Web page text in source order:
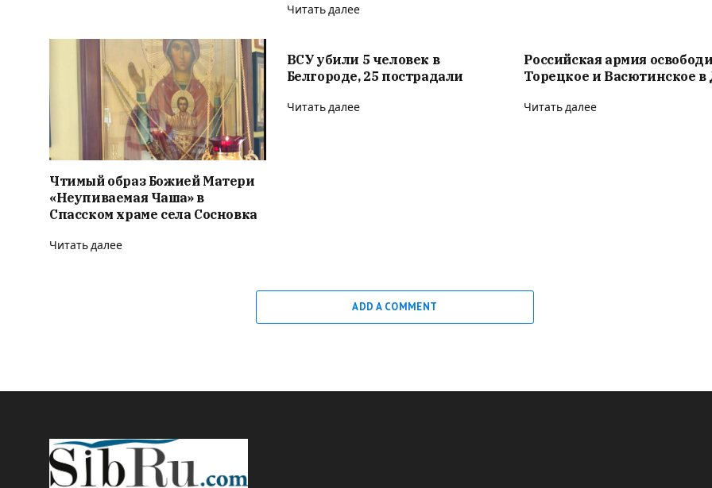
Читать далее
Чтимый образ Божией Матери
«Неупиваемая Чаша» в
Спасском храме села Сосновка
Читать далее
ВСУ убили 5 человек в
Белгороде, 25 пострадали
Читать далее
Российская армия
Торецкое и Васютинское
Читать далее
ADD A COMMENT